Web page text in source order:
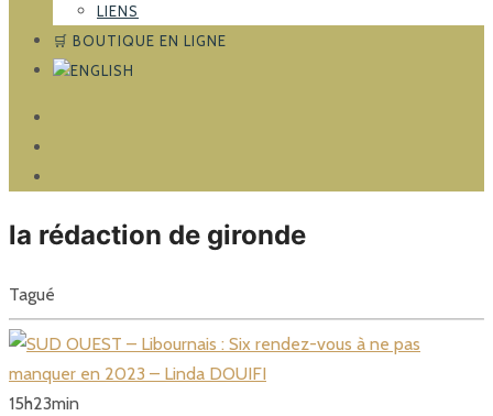
LIENS
🛒 BOUTIQUE EN LIGNE
la rédaction de gironde
Tagué
15h23min